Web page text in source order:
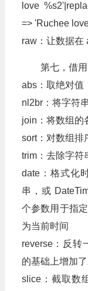
love
=> 'Ruchee
raw：让数据在
第七，借
abs：取绝对值
nl2br：将字符
join：将数组的
sort：对数组排
trim：去除字符
date：格式化
串，或
个参数用于指
为当前时间
reverse：反转
的基础上增加
slice：截取数